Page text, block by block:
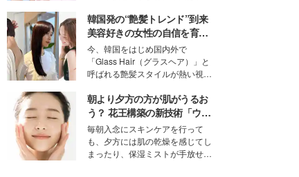
モデル・愛甲ひかりさんと橋下美
好さんを迎えて本音で女子会トー
ク。猛暑のお出かけを快適に過ご
すヒントや、2人が感動した夏の
生理の新常識にも迫りました。
韓国発の“艶髪トレンド”到来
美容好きの女性の自信を育む
「ヘアケア事情」って？
今、韓国をはじめ国内外で
「Glass Hair（グラスヘア）」と
呼ばれる艶髪スタイルが熱い視線
ションの完成度を高めるベースと
して、“髪そのものの美しさ”に改
めて注目する人が増えている様
子。今回は、そんな憧れの艶やか
な髪を日常で叶える、美容好きの
女性たちのヘアケア事情を紹介し
朝より夕方の方が肌がうるお
う？ 花王構築の新技術「ウォ
ーターキャプチャリングスキ
ン（捕水肌）」がスキンケア
の常識を変える予感
毎朝入念にスキンケアを行って
も、夕方には肌の乾燥を感じてし
まったり、保湿ミストが手放せな